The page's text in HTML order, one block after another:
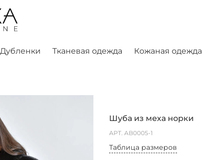
Дубленки Тканевая одежда Кожаная одежда
Шуба из меха норки
АРТ.AB0005-1
Таблица размеров